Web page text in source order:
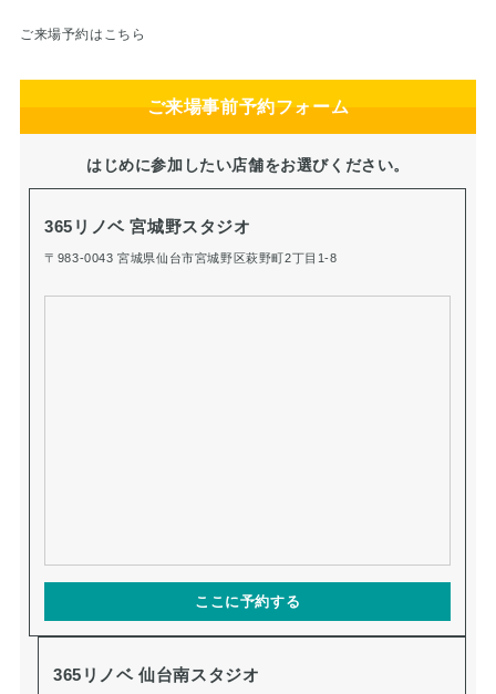
ご来場予約はこちら
ご来場事前予約フォーム
はじめに参加したい店舗をお選びください。
365リノベ 宮城野スタジオ
〒983-0043 宮城県仙台市宮城野区萩野町2丁目1-8
ここに予約する
365リノベ 仙台南スタジオ